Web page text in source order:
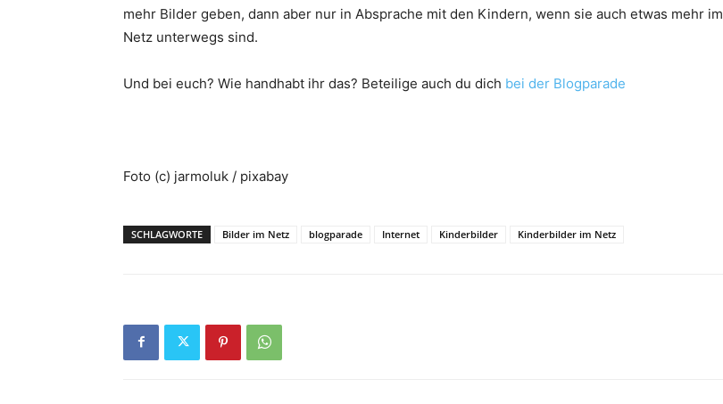
mehr Bilder geben, dann aber nur in Absprache mit den Kindern, wenn sie auch etwas mehr im
Netz unterwegs sind.
Und bei euch? Wie handhabt ihr das? Beteilige auch du dich bei der Blogparade
Foto (c) jarmoluk / pixabay
SCHLAGWORTE Bilder im Netz blogparade Internet Kinderbilder Kinderbilder im Netz